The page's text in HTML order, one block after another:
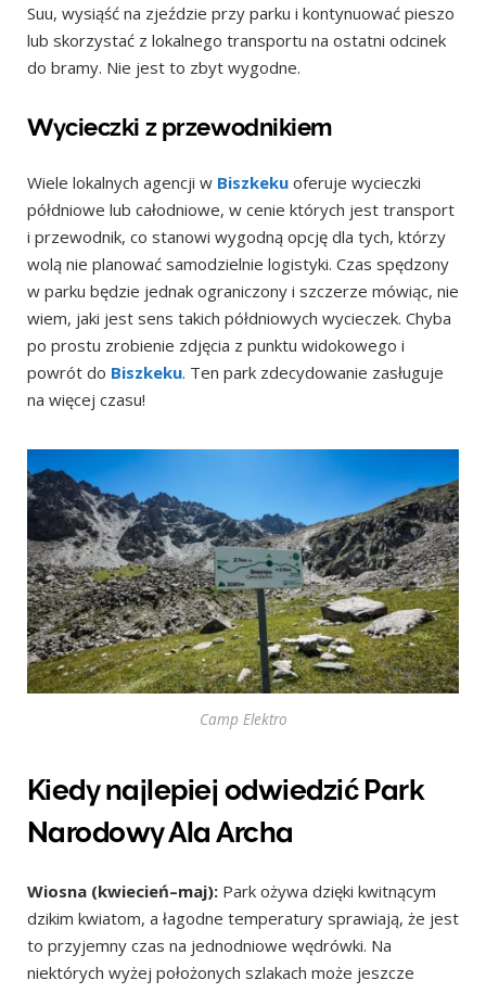
Suu, wysiąść na zjeździe przy parku i kontynuować pieszo
lub skorzystać z lokalnego transportu na ostatni odcinek
do bramy. Nie jest to zbyt wygodne.
Wycieczki z przewodnikiem
Wiele lokalnych agencji w Biszkeku oferuje wycieczki
półdniowe lub całodniowe, w cenie których jest transport
i przewodnik, co stanowi wygodną opcję dla tych, którzy
wolą nie planować samodzielnie logistyki. Czas spędzony
w parku będzie jednak ograniczony i szczerze mówiąc, nie
wiem, jaki jest sens takich półdniowych wycieczek. Chyba
po prostu zrobienie zdjęcia z punktu widokowego i
powrót do Biszkeku. Ten park zdecydowanie zasługuje
na więcej czasu!
Camp Elektro
Kiedy najlepiej odwiedzić Park
Narodowy Ala Archa
Wiosna (kwiecień–maj): Park ożywa dzięki kwitnącym
dzikim kwiatom, a łagodne temperatury sprawiają, że ​​jest
to przyjemny czas na jednodniowe wędrówki. Na
niektórych wyżej położonych szlakach może jeszcze